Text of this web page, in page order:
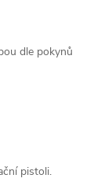
dle pokynů
pistoli.